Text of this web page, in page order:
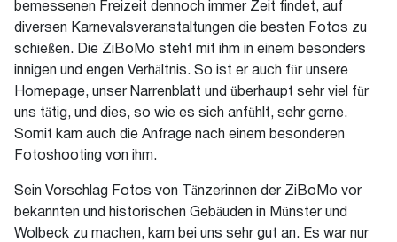
bemessenen Freizeit dennoch immer Zeit findet, auf
diversen Karnevalsveranstaltungen die besten Fotos zu
schießen. Die ZiBoMo steht mit ihm in einem besonders
innigen und engen Verhältnis. So ist er auch für unsere
Homepage, unser Narrenblatt und überhaupt sehr viel für
uns tätig, und dies, so wie es sich anfühlt, sehr gerne.
Somit kam auch die Anfrage nach einem besonderen
Fotoshooting von ihm.
Sein Vorschlag Fotos von Tänzerinnen der ZiBoMo vor
bekannten und historischen Gebäuden in Münster und
Wolbeck zu machen, kam bei uns sehr gut an. Es war nur